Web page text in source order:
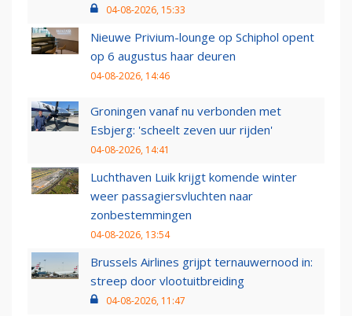
04-08-2026, 15:33
Nieuwe Privium-lounge op Schiphol opent
op 6 augustus haar deuren
04-08-2026, 14:46
Groningen vanaf nu verbonden met
Esbjerg: 'scheelt zeven uur rijden'
04-08-2026, 14:41
Luchthaven Luik krijgt komende winter
weer passagiersvluchten naar
zonbestemmingen
04-08-2026, 13:54
Brussels Airlines grijpt ternauwernood in:
streep door vlootuitbreiding
04-08-2026, 11:47